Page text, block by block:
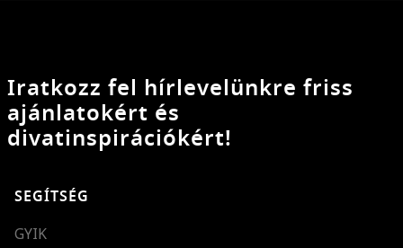
Iratkozz fel hírlevelünkre friss
ajánlatokért és
divatinspirációkért!
SEGÍTSÉG
GYIK